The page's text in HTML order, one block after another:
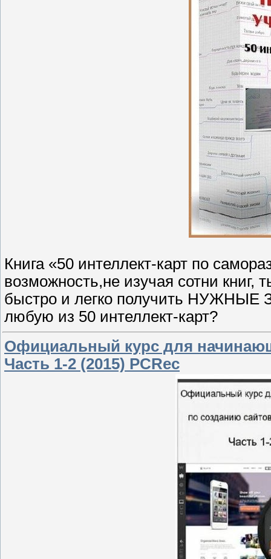
Книга «50 интеллект-карт по
возможность,не изучая сотни книг,
быстро и легко получить НУЖНЫЕ
любую из 50 интеллект-карт?
Официальный курс для
Часть 1-2 (2015) PCRec